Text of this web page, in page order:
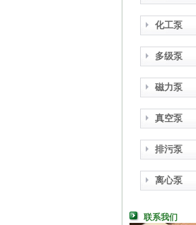
化工泵
多级泵
磁力泵
真空泵
排污泵
离心泵
联系我们